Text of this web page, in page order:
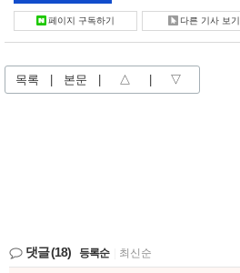
페이지 구독하기 다른 기사 보기
목록 본문 △ ▽
댓글(18) 등록순 최신순